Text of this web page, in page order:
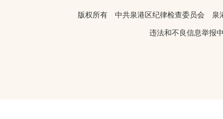
版权所有 中共泉港区纪律检查委员会
违法和不良信息举报